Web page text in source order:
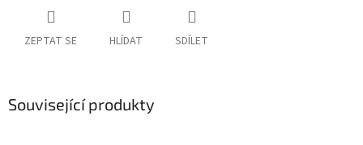
ZEPTAT SE HLÍDAT SDÍLET
Související produkty